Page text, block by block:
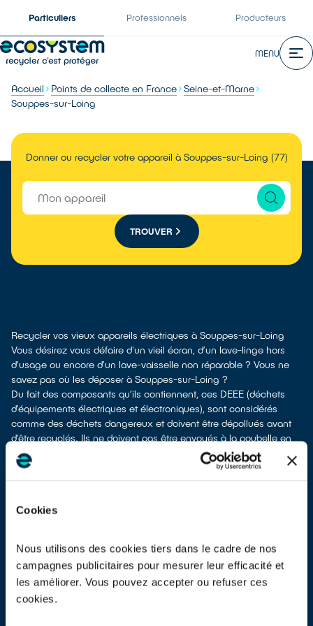
Cookies
Nous utilisons des cookies tiers dans le cadre de nos
campagnes publicitaires pour mesurer leur efficacité et
les améliorer. Vous pouvez accepter ou refuser ces
cookies.
Particuliers Professionnels Producteurs
MENU
Accueil Points de collecte en France Seine-et-Marne
Souppes-sur-Loing
Donner ou recycler votre appareil à Souppes-sur-Loing (77)
TROUVER
Recycler vos vieux appareils électriques à Souppes-sur-Loing
Vous désirez vous défaire d'un vieil écran, d’un lave-linge hors
d'usage ou encore d’un lave-vaisselle non réparable ? Vous ne
savez pas où les déposer à Souppes-sur-Loing ?
Du fait des composants qu’ils contiennent, ces DEEE (déchets
d’équipements électriques et électroniques), sont considérés
comme des déchets dangereux et doivent être dépollués avant
d’être recyclés. Ils ne doivent pas être envoyés à la poubelle en
mélange avec d’autres types de déchets tels que les emballages
ménagers, le mobilier usagé, les ordures ménagères, etc. ! Leur
séparer de vos appareils électriques usagés.
fonctionnel ou réparable
les apporter en déchetterie
les fairereprendre à la livraisond’un nouvel appareil
lesdéposer en magasin